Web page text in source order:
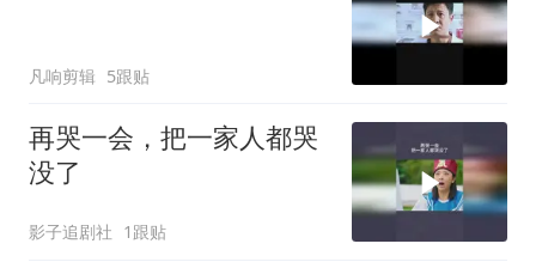
凡响剪辑 5跟贴
再哭一会，把一家人都哭
没了
影子追剧社 1跟贴